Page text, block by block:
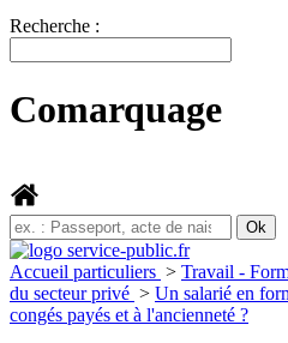
Recherche :
Comarquage
Accueil particuliers > Travail -
du secteur privé > Un salarié en
congés payés et à l'ancienneté ?